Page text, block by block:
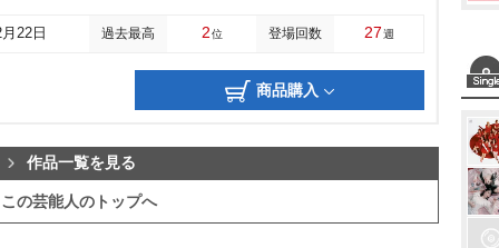
22日 過去最高 2位 登場回数 27週
商品購入
作品一覧を見る
この芸能人のトップへ